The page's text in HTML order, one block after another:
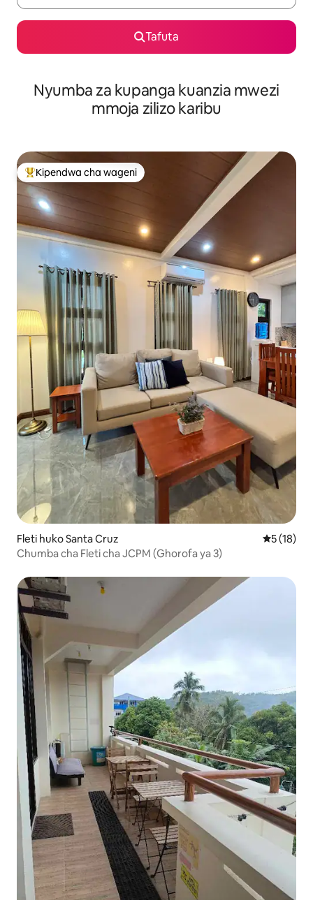
Tafuta
Nyumba za kupanga kuanzia mwezi
mmoja zilizo karibu
Kipendwa maarufu cha wageni
Kipendwa cha wageni
Fleti huko Santa Cruz Ukadiriaji
5 (18)
Chumba cha Fleti cha JCPM (Ghorofa ya 3)